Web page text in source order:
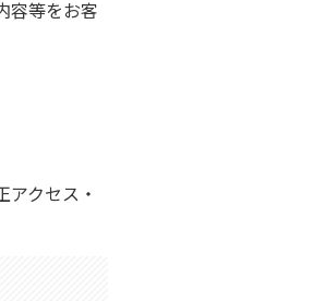
容等をお客
クセス・